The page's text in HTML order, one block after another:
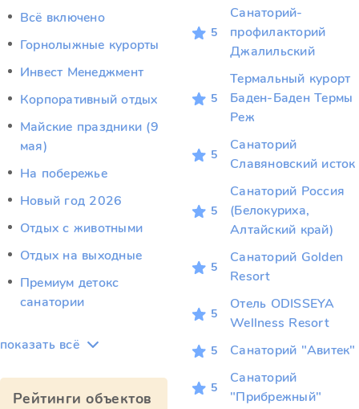
Всё включено
Горнолыжные курорты
Инвест Менеджмент
Корпоративный отдых
Майские праздники (9
мая)
На побережье
Новый год 2026
Отдых c животными
Отдых на выходные
Премиум детокс
санатории
показать всё
Рейтинги объектов
5
Санаторий-
профилакторий
Джалильский
5
Термальный курорт
Баден-Баден Термы
Реж
5
Санаторий
Славяновский исток
5
Санаторий Россия
(Белокуриха,
Алтайский край)
5
Санаторий Golden
Resort
5
Отель ODISSEYA
Wellness Resort
5 Санаторий "Авитек"
5
Санаторий
"Прибрежный"